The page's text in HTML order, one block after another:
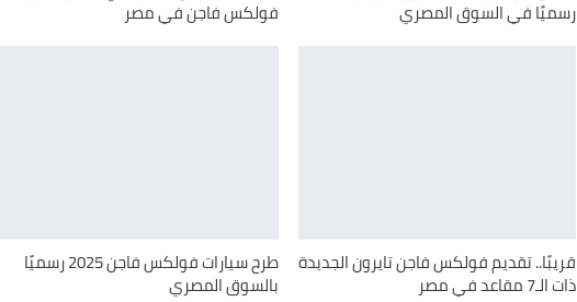
رسميًا في السوق المصري فولكس فاجن في مصر
قريبًا.. تقديم فولكس فاجن تايرون الجديدة
ذات الـ7 مقاعد في مصر
طرح سيارات فولكس فاجن 2025 رسميًا
بالسوق المصري